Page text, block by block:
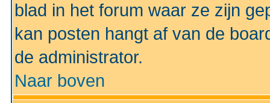
blad in het forum waar ze zijn
kan posten hangt af van de
de administrator.
Naar boven